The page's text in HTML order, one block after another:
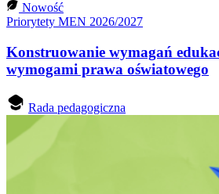
Nowość
Priorytety MEN 2026/2027
Konstruowanie wymagań
wymogami prawa oświatowego
Rada pedagogiczna